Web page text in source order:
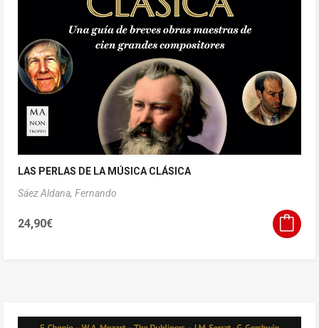
LAS PERLAS DE LA MÚSICA CLÁSICA
Sáez Aldana, Fernando
24,90€